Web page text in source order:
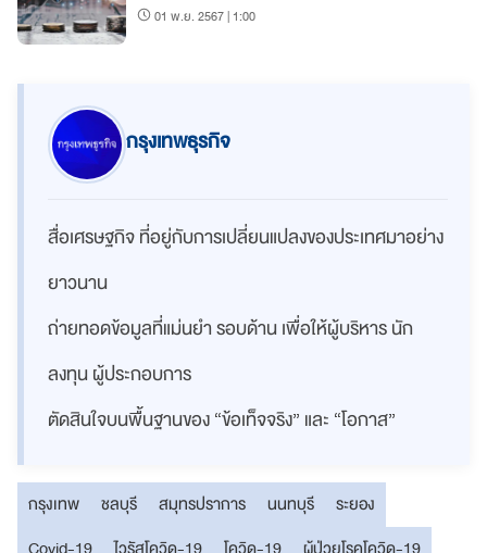
01 พ.ย. 2567 | 1:00
กรุงเทพธุรกิจ
สื่อเศรษฐกิจ ที่อยู่กับการเปลี่ยนแปลงของประเทศมาอย่าง
ยาวนาน
ถ่ายทอดข้อมูลที่แม่นยำ รอบด้าน เพื่อให้ผู้บริหาร นัก
ลงทุน ผู้ประกอบการ
ตัดสินใจบนพื้นฐานของ “ข้อเท็จจริง” และ “โอกาส”
กรุงเทพ ชลบุรี สมุทรปราการ นนทบุรี
ระยอง